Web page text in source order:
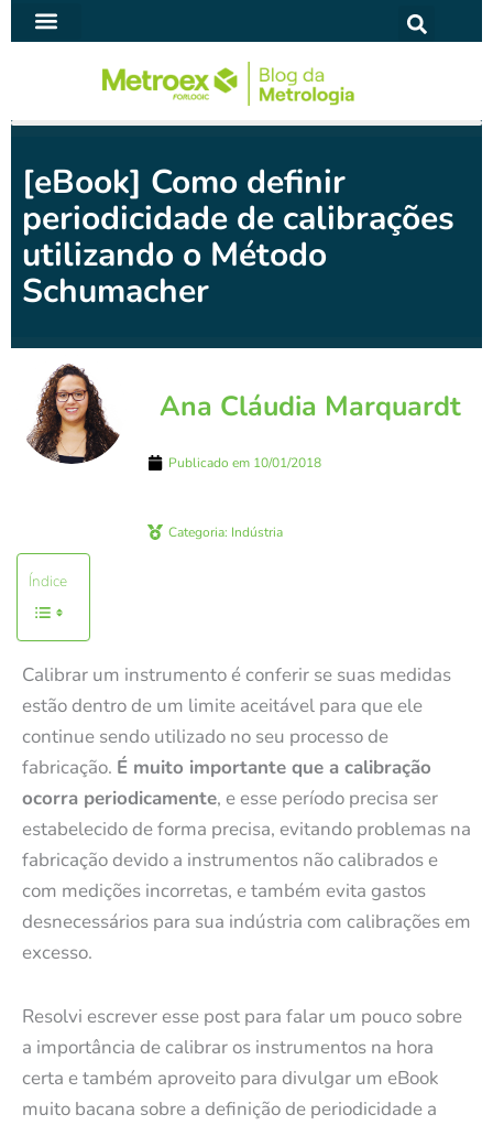
para
[eBook] Como definir
periodicidade de calibrações
utilizando o Método
Schumacher
Ana Cláudia Marquardt
Publicado em 10/01/2018
Categoria: Indústria
Índice
Calibrar um instrumento é conferir se suas medidas
estão dentro de um limite aceitável para que ele
continue sendo utilizado no seu processo de
fabricação. É muito importante que a calibração
ocorra periodicamente, e esse período precisa ser
estabelecido de forma precisa, evitando problemas na
fabricação devido a instrumentos não calibrados e
com medições incorretas, e também evita gastos
desnecessários para sua indústria com calibrações em
excesso.
Resolvi escrever esse post para falar um pouco sobre
a importância de calibrar os instrumentos na hora
certa e também aproveito para divulgar um eBook
muito bacana sobre a definição de periodicidade a